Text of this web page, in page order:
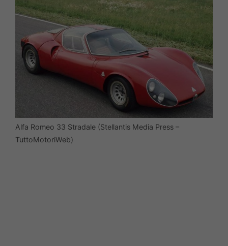
Alfa Romeo 33 Stradale (Stellantis Media Press –
TuttoMotoriWeb)